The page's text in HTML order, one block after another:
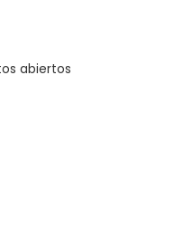
abiertos